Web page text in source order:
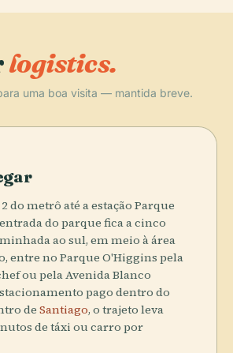
logistics.
uma boa visita — mantida breve.
do metrô até a estação Parque
do parque fica a cinco
ao sul, em meio à área
entre no Parque O'Higgins pela
ou pela Avenida Blanco
pago dentro do
de Santiago, o trajeto leva
de táxi ou carro por